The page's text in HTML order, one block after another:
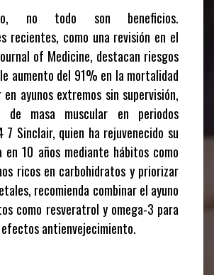
no todo son beneficios.
recientes, como una revisión en el
of Medicine, destacan riesgos
aumento del 91% en la mortalidad
ayunos extremos sin supervisión,
masa muscular en periodos
7 Sinclair, quien ha rejuvenecido su
en 10 años mediante hábitos como
ricos en carbohidratos y priorizar
recomienda combinar el ayuno
como resveratrol y omega-3 para
efectos antienvejecimiento.